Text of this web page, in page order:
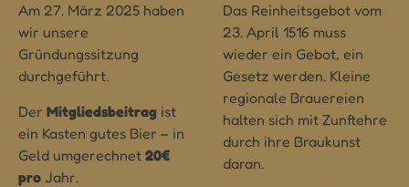
Am 27. März 2025 haben
wir unsere
Gründungssitzung
durchgeführt.
Der Mitgliedsbeitrag ist
ein Kasten gutes Bier – in
Geld umgerechnet 20€
pro Jahr.
Das Reinheitsgebot vom
23. April 1516 muss
wieder ein Gebot, ein
Gesetz werden. Kleine
regionale Brauereien
halten sich mit Zunftehre
durch ihre Braukunst
daran.